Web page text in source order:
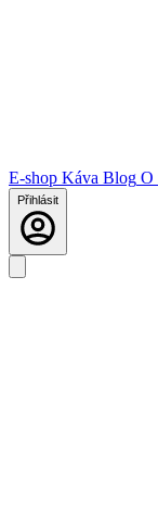
E-shop Káva Blog O
Přihlásit